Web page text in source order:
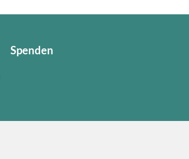
Spenden